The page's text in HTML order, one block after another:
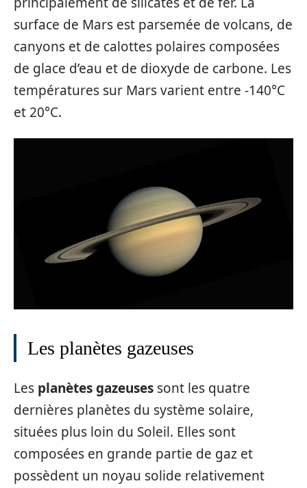
surface de Mars est parsemée de volcans, de
canyons et de calottes polaires composées
de glace d’eau et de dioxyde de carbone. Les
températures sur Mars varient entre -140°C
et 20°C.
Les planètes gazeuses
Les planètes gazeuses sont les quatre
dernières planètes du système solaire,
situées plus loin du Soleil. Elles sont
composées en grande partie de gaz et
possèdent un noyau solide relativement